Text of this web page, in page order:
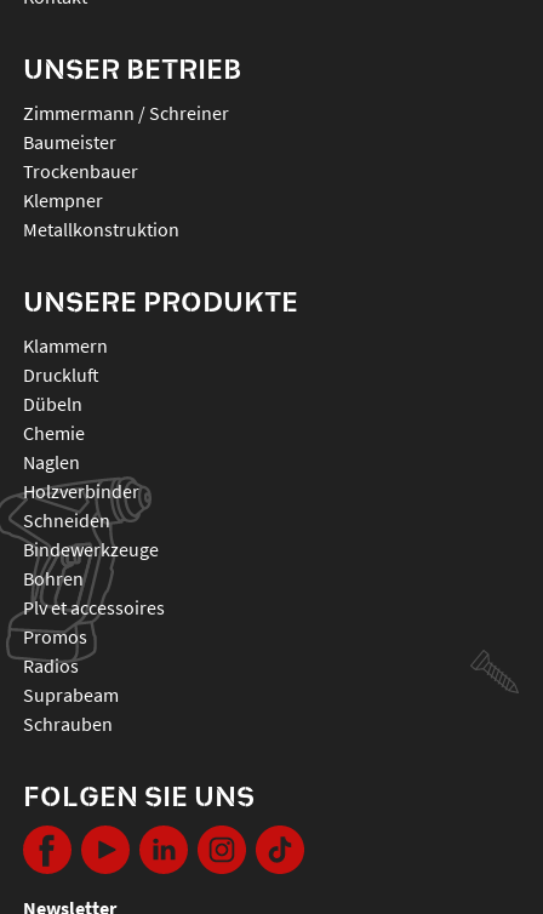
UNSER BETRIEB
Zimmermann / Schreiner
Baumeister
Trockenbauer
Klempner
Metallkonstruktion
UNSERE PRODUKTE
klammern
druckluft
dübeln
chemie
naglen
holzverbinder
schneiden
bindewerkzeuge
bohren
plv et accessoires
promos
radios
suprabeam
schrauben
FOLGEN SIE UNS
Newsletter